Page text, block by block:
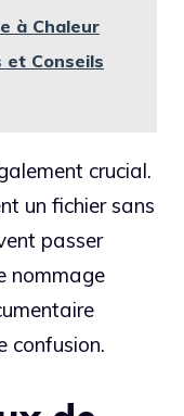
à Chaleur
et Conseils
crucial.
un fichier sans
passer
nommage
confusion.